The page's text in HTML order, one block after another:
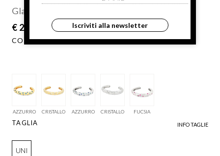
Glamour gold fucsia&rosa bracelet
€ 238.00
COLORE: FUCSIA
AZZURRO CRISTALLO AZZURRO CRISTALLO FUCSIA
TAGLIA INFO TAGLIE
UNI
Iscriviti alla newsletter